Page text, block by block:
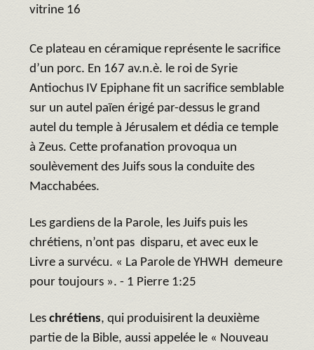
vitrine 16
Ce plateau en céramique représente le sacrifice
d’un porc. En 167 av.n.è. le roi de Syrie
Antiochus IV Epiphane fit un sacrifice semblable
sur un autel païen érigé par-dessus le grand
autel du temple à Jérusalem et dédia ce temple
à Zeus. Cette profanation provoqua un
soulèvement des Juifs sous la conduite des
Macchabées.
Les gardiens de la Parole, les Juifs puis les
chrétiens, n’ont pas disparu, et avec eux le
Livre a survécu. « La Parole de YHWH demeure
pour toujours ». - 1 Pierre 1:25
Les chrétiens, qui produisirent la deuxième
partie de la Bible, aussi appelée le « Nouveau